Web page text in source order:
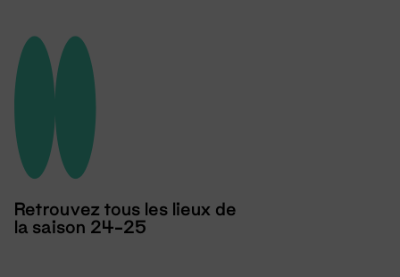
Retrouvez tous les lieux de
la saison 24-25